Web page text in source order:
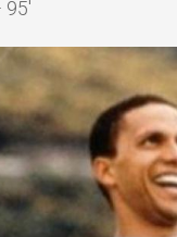
95'